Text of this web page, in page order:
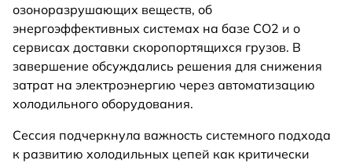
озоноразрушающих веществ, об
энергоэффективных системах на базе СО2 и о
сервисах доставки скоропортящихся грузов. В
завершение обсуждались решения для снижения
затрат на электроэнергию через автоматизацию
холодильного оборудования.
Сессия подчеркнула важность системного подхода
к развитию холодильных цепей как критически